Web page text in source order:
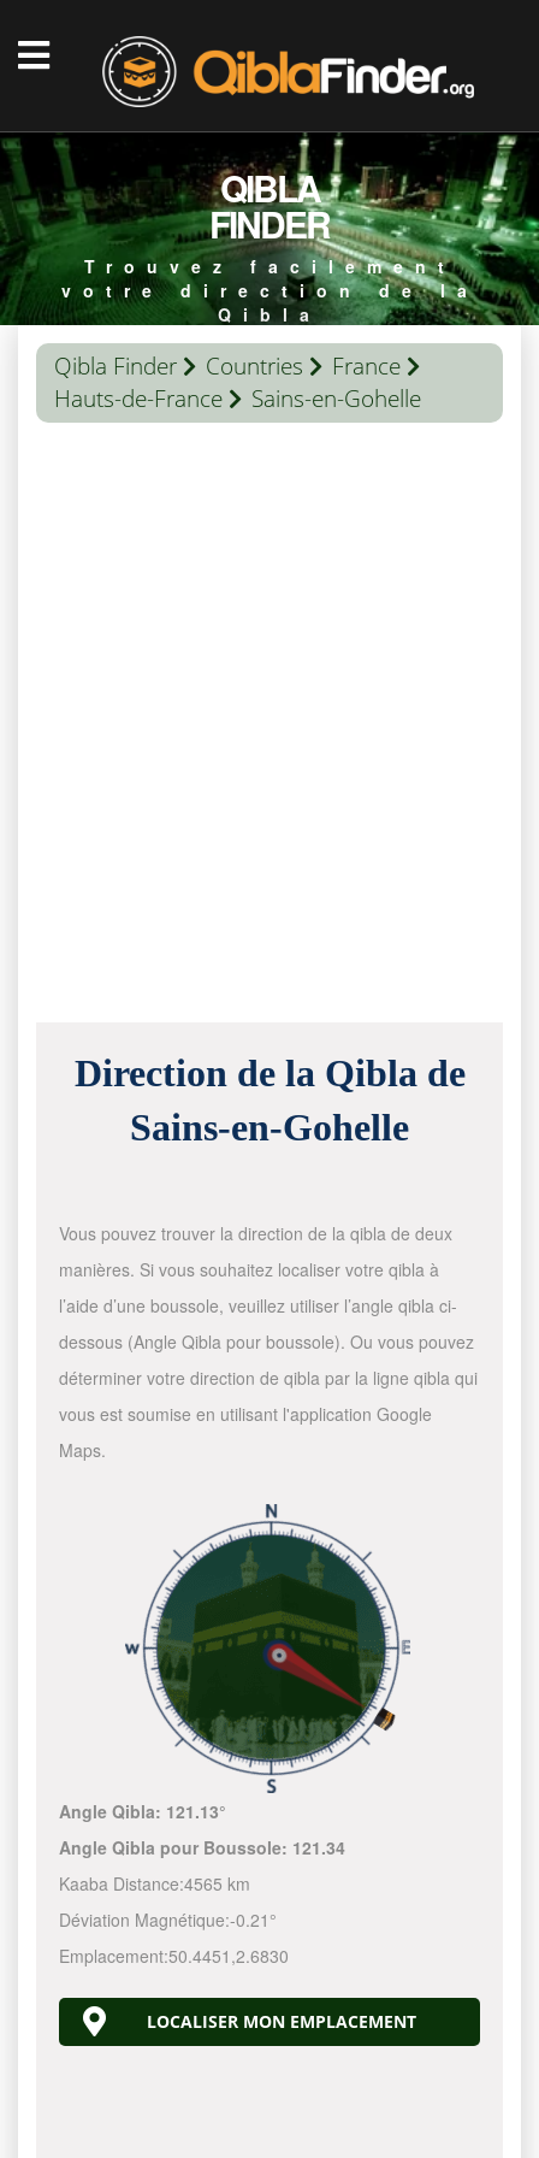
QIBLA
FINDER
Trouvez facilement
votre direction de la
Qibla
Qibla Finder Countries
France
Hauts-de-France
Sains-en-Gohelle
Direction de la Qibla de
Sains-en-Gohelle
Vous pouvez trouver la direction de la qibla de deux
manières. Si vous souhaitez localiser votre qibla à
l’aide d’une boussole, veuillez utiliser l’angle qibla ci-
dessous (Angle Qibla pour boussole). Ou vous pouvez
déterminer votre direction de qibla par la ligne qibla qui
vous est soumise en utilisant l'application Google
Maps.
Angle Qibla: 121.13°
Angle Qibla pour Boussole: 121.34
Kaaba Distance:4565 km
Déviation Magnétique:-0.21°
Emplacement:50.4451 ,2.6830
LOCALISER MON EMPLACEMENT